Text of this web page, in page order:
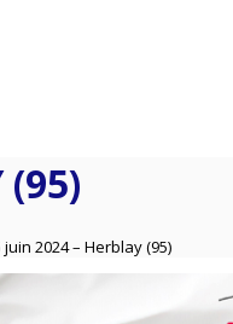
(95)
juin 2024 – Herblay (95)